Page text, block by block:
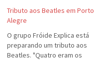
Tributo aos Beatles em Porto
Alegre
O grupo Fróide Explica está
preparando um tributo aos
Beatles. "Quatro eram os